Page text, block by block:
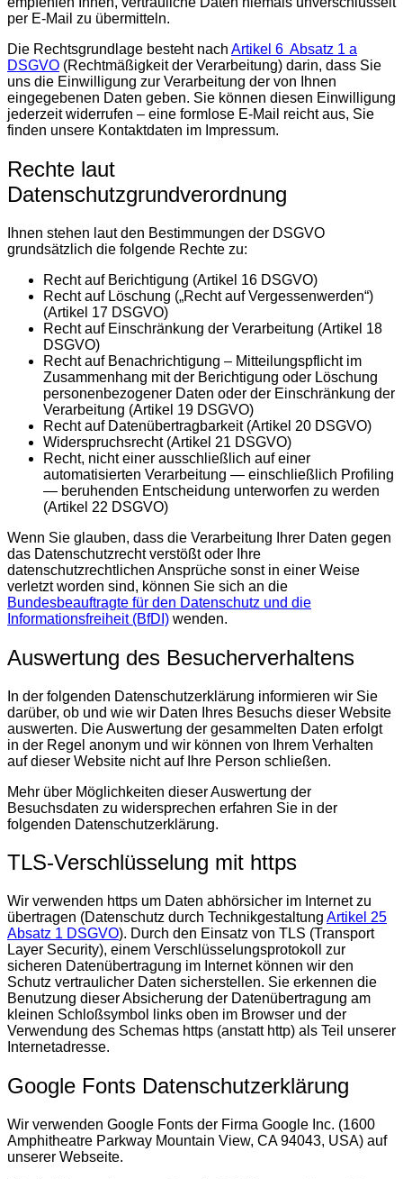
per E-Mail zu übermitteln.
Die Rechtsgrundlage besteht nach Artikel 6 Absatz 1 a
DSGVO (Rechtmäßigkeit der Verarbeitung) darin, dass Sie
uns die Einwilligung zur Verarbeitung der von Ihnen
eingegebenen Daten geben. Sie können diesen Einwilligung
jederzeit widerrufen – eine formlose E-Mail reicht aus, Sie
finden unsere Kontaktdaten im Impressum.
Rechte laut
Datenschutzgrundverordnung
Ihnen stehen laut den Bestimmungen der DSGVO
grundsätzlich die folgende Rechte zu:
Recht auf Berichtigung (Artikel 16 DSGVO)
Recht auf Löschung („Recht auf Vergessenwerden“)
(Artikel 17 DSGVO)
Recht auf Einschränkung der Verarbeitung (Artikel 18
DSGVO)
Recht auf Benachrichtigung – Mitteilungspflicht im
Zusammenhang mit der Berichtigung oder Löschung
personenbezogener Daten oder der Einschränkung der
Verarbeitung (Artikel 19 DSGVO)
Recht auf Datenübertragbarkeit (Artikel 20 DSGVO)
Widerspruchsrecht (Artikel 21 DSGVO)
Recht, nicht einer ausschließlich auf einer
automatisierten Verarbeitung — einschließlich Profiling
— beruhenden Entscheidung unterworfen zu werden
(Artikel 22 DSGVO)
Wenn Sie glauben, dass die Verarbeitung Ihrer Daten gegen
das Datenschutzrecht verstößt oder Ihre
datenschutzrechtlichen Ansprüche sonst in einer Weise
verletzt worden sind, können Sie sich an die
Bundesbeauftragte für den Datenschutz und die
Informationsfreiheit (BfDI) wenden.
Auswertung des Besucherverhaltens
In der folgenden Datenschutzerklärung informieren wir Sie
darüber, ob und wie wir Daten Ihres Besuchs dieser Website
auswerten. Die Auswertung der gesammelten Daten erfolgt
in der Regel anonym und wir können von Ihrem Verhalten
auf dieser Website nicht auf Ihre Person schließen.
Mehr über Möglichkeiten dieser Auswertung der
Besuchsdaten zu widersprechen erfahren Sie in der
folgenden Datenschutzerklärung.
TLS-Verschlüsselung mit https
Wir verwenden https um Daten abhörsicher im Internet zu
übertragen (Datenschutz durch Technikgestaltung Artikel 25
Absatz 1 DSGVO). Durch den Einsatz von TLS (Transport
Layer Security), einem Verschlüsselungsprotokoll zur
sicheren Datenübertragung im Internet können wir den
Schutz vertraulicher Daten sicherstellen. Sie erkennen die
Benutzung dieser Absicherung der Datenübertragung am
kleinen Schloßsymbol links oben im Browser und der
Verwendung des Schemas https (anstatt http) als Teil unserer
Internetadresse.
Google Fonts Datenschutzerklärung
Wir verwenden Google Fonts der Firma Google Inc. (1600
Amphitheatre Parkway Mountain View, CA 94043, USA) auf
unserer Webseite.